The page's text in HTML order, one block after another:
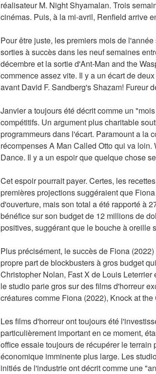
réalisateur M. Night Shyamalan. Trois
cinémas. Puis, à la mi-avril, Renfield arrive
Pour être juste, les premiers mois de
sorties à succès dans les neuf semaines
décembre et la sortie d'Ant-Man and the
commence assez vite. Il y a un écart de
avant David F. Sandberg's Shazam! Fureur
Janvier a toujours été décrit comme un
compétitifs. Un argument plus charitable
programmeurs dans l'écart. Paramount a la
récompenses A Man Called Otto qui va
Dance. Il y a un espoir que quelque chose
Cet espoir pourrait payer. Certes, les
premières projections suggéraient que
d'ouverture, mais son total a été rapporté à
bénéfice sur son budget de 12 millions de
positives, suggérant que le bouche à oreille
Plus précisément, le succès de Fiona
propre part de blockbusters à gros budget
Christopher Nolan, Fast X de Louis
le studio parie gros sur des films d'horreur
créatures comme Fiona (2022), Knock at
Les films d'horreur ont toujours été
particulièrement important en ce moment,
office essaie toujours de récupérer le
économique imminente plus large. Les
initiés de l'industrie ont décrit comme une